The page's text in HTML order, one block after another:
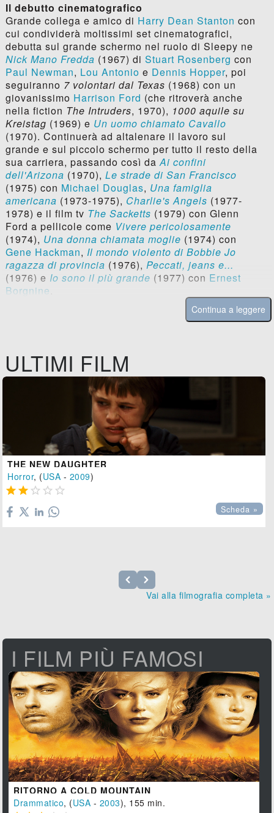
Il debutto cinematografico
Grande collega e amico di Harry Dean Stanton con
cui condividerà moltissimi set cinematografici,
debutta sul grande schermo nel ruolo di Sleepy ne
Nick Mano Fredda (1967) di Stuart Rosenberg con
Paul Newman, Lou Antonio e Dennis Hopper, poi
seguiranno 7 volontari dal Texas (1968) con un
giovanissimo Harrison Ford (che ritroverà anche
nella fiction The Intruders, 1970), 1000 aquile su
Kreistag (1969) e Un uomo chiamato Cavallo
(1970). Continuerà ad altalenare il lavoro sul
grande e sul piccolo schermo per tutto il resto della
sua carriera, passando così daAi confini
dell'Arizona (1970), Le strade di San Francisco
(1975) con Michael Douglas, Una famiglia
americana (1973-1975), Charlie's Angels (1977-
1978) e il film tv The Sacketts (1979) con Glenn
Ford a pellicole come Vivere pericolosamente
(1974), Una donna chiamata moglie (1974) con
Gene Hackman, Il mondo violento di Bobbie Jo
ragazza di provincia (1976), Peccati, jeans e...
(1976) e Io sono il più grande (1977) con Ernest
Borgnine
Continua a leggere
ULTIMI FILM
THE NEW DAUGHTER
Horror, (USA - 2009)
    
Scheda »
Vai alla filmografia completa »
I FILM PIÙ FAMOSI
RITORNO A COLD MOUNTAIN
Drammatico, (USA - 2003), 155 min.